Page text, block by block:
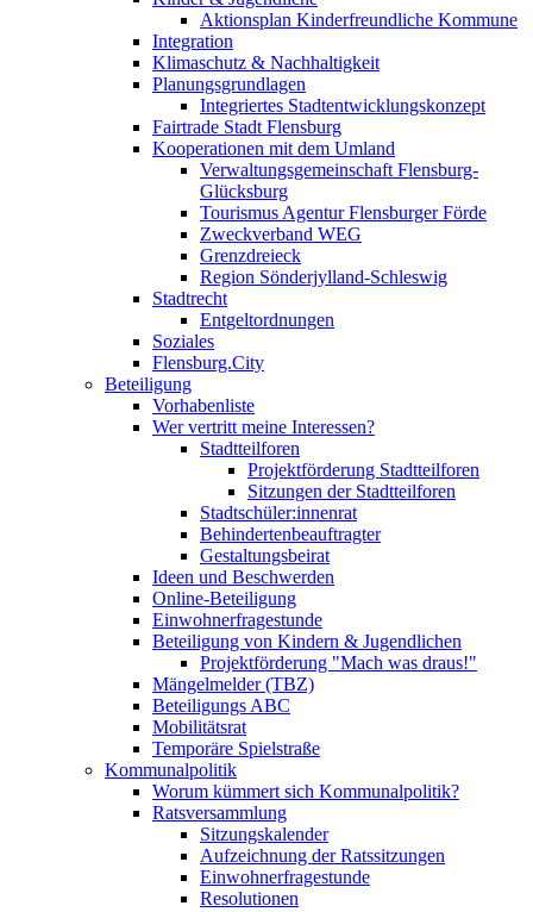
Aktionsplan Kinderfreundliche Kommune
Integration
Klimaschutz & Nachhaltigkeit
Planungsgrundlagen
Integriertes Stadtentwicklungskonzept
Fairtrade Stadt Flensburg
Kooperationen mit dem Umland
Verwaltungsgemeinschaft Flensburg-
Glücksburg
Tourismus Agentur Flensburger Förde
Zweckverband WEG
Grenzdreieck
Region Sönderjylland-Schleswig
Stadtrecht
Entgeltordnungen
Soziales
Flensburg.City
Beteiligung
Vorhabenliste
Wer vertritt meine Interessen?
Stadtteilforen
Projektförderung Stadtteilforen
Sitzungen der Stadtteilforen
Stadtschüler:innenrat
Behindertenbeauftragter
Gestaltungsbeirat
Ideen und Beschwerden
Online-Beteiligung
Einwohnerfragestunde
Beteiligung von Kindern & Jugendlichen
Projektförderung "Mach was draus!"
Mängelmelder (TBZ)
Beteiligungs ABC
Mobilitätsrat
Temporäre Spielstraße
Kommunalpolitik
Worum kümmert sich Kommunalpolitik?
Ratsversammlung
Sitzungskalender
Aufzeichnung der Ratssitzungen
Einwohnerfragestunde
Resolutionen